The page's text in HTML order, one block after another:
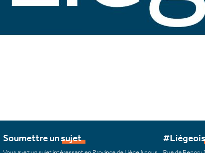
Soumettre un sujet